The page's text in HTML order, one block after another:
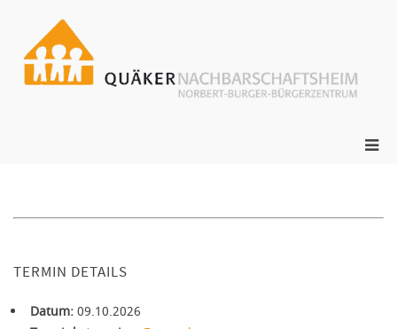
springen
TERMIN DETAILS
Datum:09.10.2026